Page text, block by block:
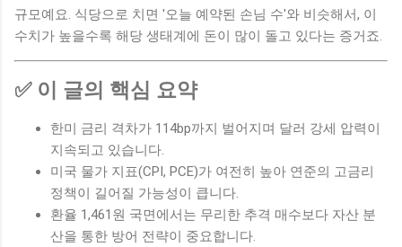
규모예요. 식당으로 치면 '오늘 예약된 손님 수'와 비슷해서, 이
수치가 높을수록 해당 생태계에 돈이 많이 돌고 있다는 증거죠.
✅ 이 글의 핵심 요약
한미 금리 격차가 114bp까지 벌어지며 달러 강세 압력이
지속되고 있습니다.
미국 물가 지표(CPI, PCE)가 여전히 높아 연준의 고금리
정책이 길어질 가능성이 큽니다.
환율 1,461원 국면에서는 무리한 추격 매수보다 자산 분
산을 통한 방어 전략이 중요합니다.